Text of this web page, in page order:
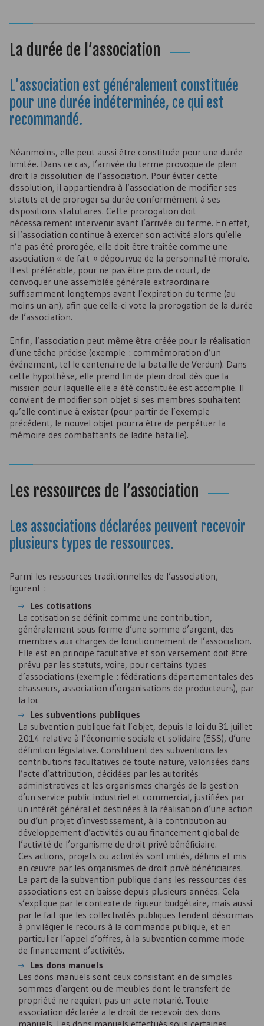
La durée de l’association
L’association est généralement constituée
pour une durée indéterminée, ce qui est
recommandé.
Néanmoins, elle peut aussi être constituée pour une durée
limitée. Dans ce cas, l’arrivée du terme provoque de plein
droit la dissolution de l’association. Pour éviter cette
dissolution, il appartiendra à l’association de modifier ses
statuts et de proroger sa durée conformément à ses
dispositions statutaires. Cette prorogation doit
nécessairement intervenir avant l’arrivée du terme. En effet,
si l’association continue à exercer son activité alors qu’elle
n’a pas été prorogée, elle doit être traitée comme une
association « de fait » dépourvue de la personnalité morale.
Il est préférable, pour ne pas être pris de court, de
convoquer une assemblée générale extraordinaire
suffisamment longtemps avant l’expiration du terme (au
moins un an), afin que celle-ci vote la prorogation de la durée
de l’association.
Enfin, l’association peut même être créée pour la réalisation
d’une tâche précise (exemple : commémoration d’un
événement, tel le centenaire de la bataille de Verdun). Dans
cette hypothèse, elle prend fin de plein droit dès que la
mission pour laquelle elle a été constituée est accomplie. Il
convient de modifier son objet si ses membres souhaitent
qu’elle continue à exister (pour partir de l’exemple
précédent, le nouvel objet pourra être de perpétuer la
mémoire des combattants de ladite bataille).
Les ressources de l’association
Les associations déclarées peuvent recevoir
plusieurs types de ressources.
Parmi les ressources traditionnelles de l’association,
figurent :
Les cotisations
La cotisation se définit comme une contribution,
généralement sous forme d’une somme d’argent, des
membres aux charges de fonctionnement de l’association.
Elle est en principe facultative et son versement doit être
prévu par les statuts, voire, pour certains types
d’associations (exemple : fédérations départementales des
chasseurs, association d’organisations de producteurs), par
la loi.
Les subventions publiques
La subvention publique fait l’objet, depuis la loi du 31 juillet
2014 relative à l’économie sociale et solidaire (ESS), d’une
définition législative. Constituent des subventions les
contributions facultatives de toute nature, valorisées dans
l’acte d’attribution, décidées par les autorités
administratives et les organismes chargés de la gestion
d’un service public industriel et commercial, justifiées par
un intérêt général et destinées à la réalisation d’une action
ou d’un projet d’investissement, à la contribution au
développement d’activités ou au financement global de
l’activité de l’organisme de droit privé bénéficiaire.
Ces actions, projets ou activités sont initiés, définis et mis
en œuvre par les organismes de droit privé bénéficiaires.
La part de la subvention publique dans les ressources des
associations est en baisse depuis plusieurs années. Cela
s’explique par le contexte de rigueur budgétaire, mais aussi
par le fait que les collectivités publiques tendent désormais
à privilégier le recours à la commande publique, et en
particulier l’appel d’offres, à la subvention comme mode
de financement d’activités.
Les dons manuels
Les dons manuels sont ceux consistant en de simples
sommes d’argent ou de meubles dont le transfert de
propriété ne requiert pas un acte notarié. Toute
association déclarée a le droit de recevoir des dons
manuels. Les dons manuels effectués sous certaines